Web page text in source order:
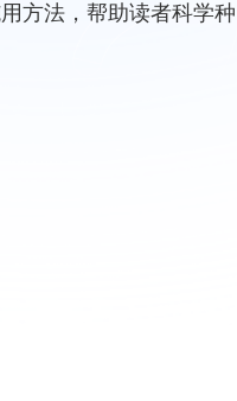
方法，帮助读者科学种